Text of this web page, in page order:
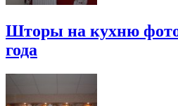
Шторы на кухню
года